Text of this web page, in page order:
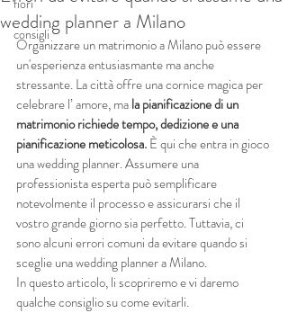
fiori
consigli
wedding planner a Milano
Organizzare un matrimonio a Milano può essere
un'esperienza entusiasmante ma anche
stressante. La città offre una cornice magica per
celebrare l’ amore, ma la pianificazione di un
matrimonio richiede tempo, dedizione e una
pianificazione meticolosa. È qui che entra in gioco
una wedding planner. Assumere una
professionista esperta può semplificare
notevolmente il processo e assicurarsi che il
vostro grande giorno sia perfetto. Tuttavia, ci
sono alcuni errori comuni da evitare quando si
sceglie una wedding planner a Milano.
In questo articolo, li scopriremo e vi daremo
qualche consiglio su come evitarli.